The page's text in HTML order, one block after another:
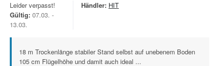
Leider verpasst!
Gültig: 07.03. -
13.03.
Händler: HIT
18 m Trockenlänge stabiler Stand selbst auf unebenem Boden
105 cm Flügelhöhe und damit auch ideal ...